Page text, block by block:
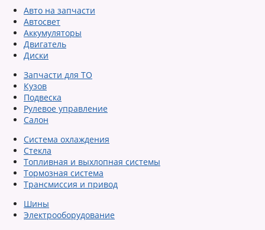
Авто на запчасти
Автосвет
Аккумуляторы
Двигатель
Диски
Запчасти для ТО
Кузов
Подвеска
Рулевое управление
Салон
Система охлаждения
Стекла
Топливная и выхлопная системы
Тормозная система
Трансмиссия и привод
Шины
Электрооборудование